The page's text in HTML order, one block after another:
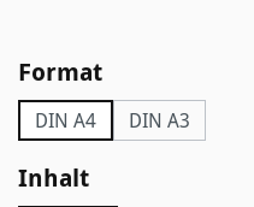
Formatauswählen
DIN A4 DIN A3
Inhaltauswählen